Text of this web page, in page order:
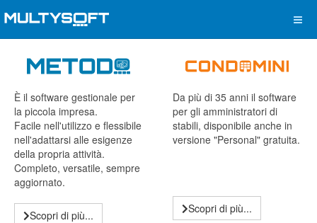
È il software gestionale per
la piccola impresa.
Facile nell'utilizzo e flessibile
nell'adattarsi alle esigenze
della propria attività.
Completo, versatile, sempre
aggiornato.
Scopri di più...
Da più di 35 anni il software
per gli amministratori di
stabili, disponibile anche in
versione "Personal" gratuita.
Scopri di più...